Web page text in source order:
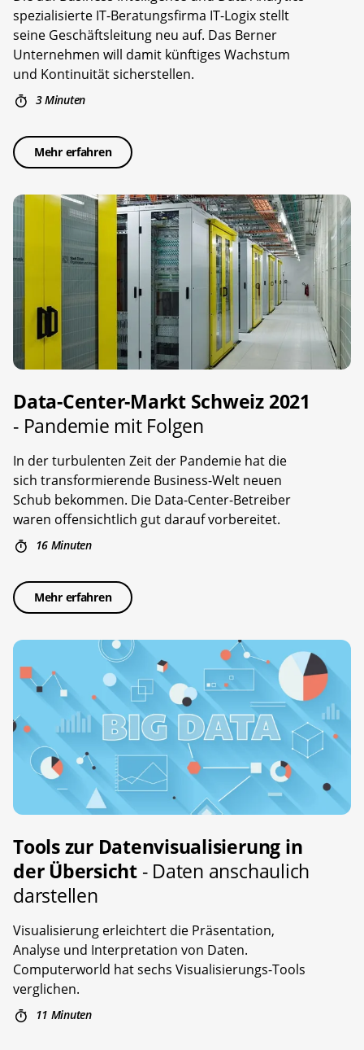
spezialisierte IT-Beratungsfirma IT-Logix stellt
seine Geschäftsleitung neu auf. Das Berner
Unternehmen will damit künftiges Wachstum
und Kontinuität sicherstellen.
3 Minuten
Mehr erfahren
Data-Center-Markt Schweiz 2021
- Pandemie mit Folgen
In der turbulenten Zeit der Pandemie hat die
sich transformierende Business-Welt neuen
Schub bekommen. Die Data-Center-Betreiber
waren offensichtlich gut darauf vorbereitet.
16 Minuten
Mehr erfahren
Tools zur Datenvisualisierung in
der Übersicht - Daten anschaulich
darstellen
Visualisierung erleichtert die Präsentation,
Analyse und Interpretation von Daten.
Computerworld hat sechs Visualisierungs-Tools
verglichen.
11 Minuten